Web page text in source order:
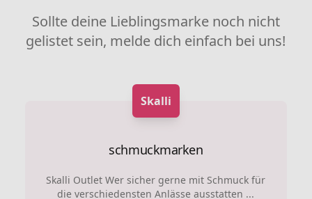
Sollte deine Lieblingsmarke noch nicht
gelistet sein, melde dich einfach bei uns!
Skalli
schmuckmarken
Skalli Outlet Wer sicher gerne mit Schmuck für
die verschiedensten Anlässe ausstatten ...